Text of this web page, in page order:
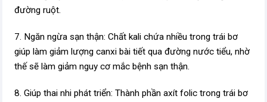
đường ruột.
7. Ngăn ngừa sạn thận: Chất kali chứa nhiều trong trái bơ
giúp làm giảm lượng can­xi bài tiết qua đường nước tiểu, nhờ
thế sẽ làm giảm nguy cơ mắc bệnh sạn thận.
8. Giúp thai nhi phát triển: Thành phần axít folic trong trái bơ